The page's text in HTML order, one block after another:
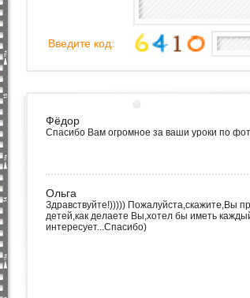
Введите код:
Фёдор
Спасибо Вам огромное за ваши уроки по
Ольга
Здравствуйте!))))) Пожалуйста,скажите,Вы
детей,как делаете Вы,хотел бы иметь
интересует...Спасибо)